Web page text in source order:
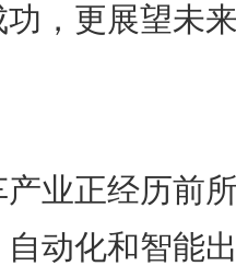
，更展望未
业正经历前
动化和智能